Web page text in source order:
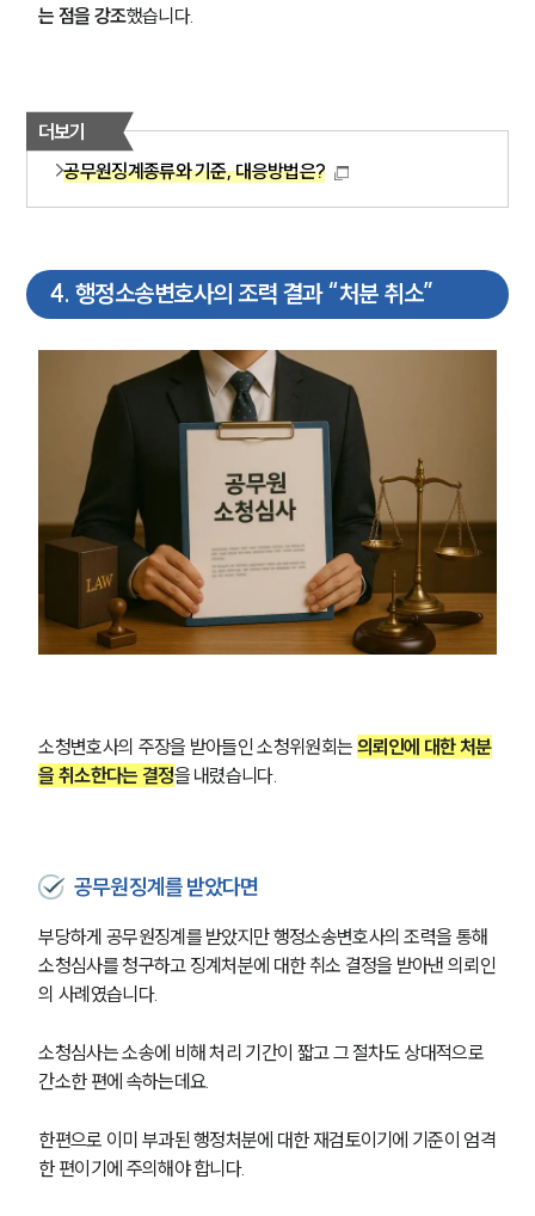
그룹소개
글로벌 파트너 로펌
고객의 소리
통합검색
AI대륜
주요 업무사례
사례분석/최신동향
법률지식인
고객후기
는 점을 강조했습니다.
더보기
공무원징계종류와 기준, 대응방법은?
4. 행정소송변호사의 조력 결과 “처분 취소”
소청변호사의 주장을 받아들인 소청위원회는 의뢰인에 대한 처분
을 취소한다는 결정을 내렸습니다.
공무원징계를 받았다면
부당하게 공무원징계를 받았지만 행정소송변호사의 조력을 통해
소청심사를 청구하고 징계처분에 대한 취소 결정을 받아낸 의뢰인
의 사례였습니다.
소청심사는 소송에 비해 처리 기간이 짧고 그 절차도 상대적으로
간소한 편에 속하는데요.
한편으로 이미 부과된 행정처분에 대한 재검토이기에 기준이 엄격
한 편이기에 주의해야 합니다.